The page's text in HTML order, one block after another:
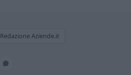
Redazione Aziende.it